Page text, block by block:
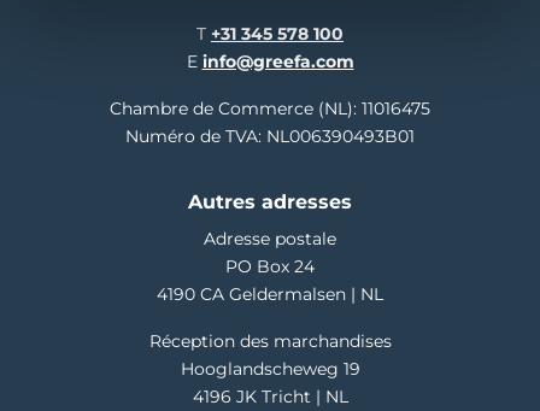
T +31 345 578 100
E info@greefa.com
Chambre de Commerce (NL): 11016475
Numéro de TVA: NL006390493B01
Autres adresses
Adresse postale
PO Box 24
4190 CA Geldermalsen | NL
Réception des marchandises
Hooglandscheweg 19
4196 JK Tricht | NL